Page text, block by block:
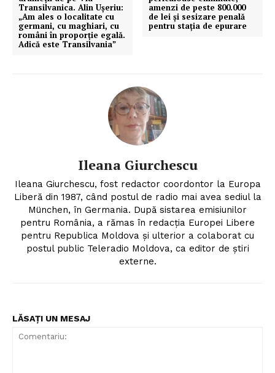
FREEDOM HOUSE ROMÂNIA
Transilvanica. Alin Ușeriu:
„Am ales o localitate cu
germani, cu maghiari, cu
români în proporţie egală.
Adică este Transilvania”
amenzi de peste 800.000
de lei și sesizare penală
pentru stația de epurare
Ileana Giurchescu
Ileana Giurchescu, fost redactor coordontor la Europa
Liberă din 1987, când postul de radio mai avea sediul la
München, în Germania. După sistarea emisiunilor
pentru România, a rămas în redacția Europei Libere
pentru Republica Moldova și ulterior a colaborat cu
postul public Teleradio Moldova, ca editor de știri
externe.
LĂSAȚI UN MESAJ